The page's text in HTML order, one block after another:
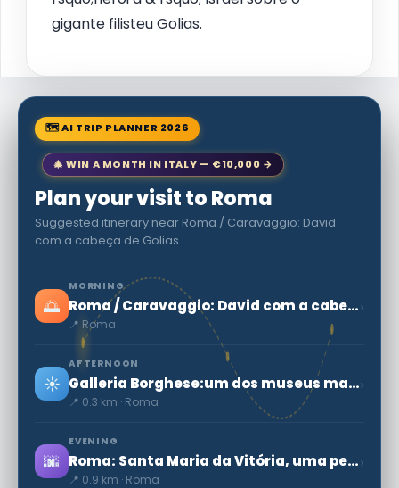
gigante filisteu Golias.
🗺 AI TRIP PLANNER 2026
🎄 WIN A MONTH IN ITALY — €10,000 →
Plan your visit to Roma
Suggested itinerary near Roma / Caravaggio: David
com a cabeça de Golias
🌅
MORNING
Roma / Caravaggio: David com a cabeça de Golias
📍 Roma
›
☀️
AFTERNOON
Galleria Borghese:um dos museus mais notáveis de Roma
📍 0.3 km · Roma
›
🌆
EVENING
Roma: Santa Maria da Vitória, uma pequena igreja barroca
📍 0.9 km · Roma
›